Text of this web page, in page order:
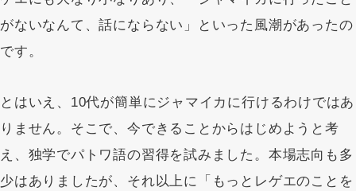
がないなんて、話にならない」といった風潮があったの
です。
とはいえ、10代が簡単にジャマイカに行けるわけではあ
りません。そこで、今できることからはじめようと考
え、独学でパトワ語の習得を試みました。本場志向も多
少はありましたが、それ以上に「もっとレゲエのことを